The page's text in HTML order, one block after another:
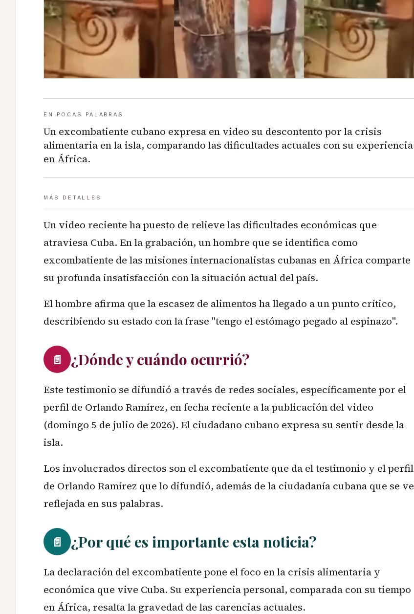
EN POCAS PALABRAS
Un excombatiente cubano expresa en video su descontento por la crisis
alimentaria en la isla, comparando las dificultades actuales con su experiencia
en África.
MÁS DETALLES
Un video reciente ha puesto de relieve las dificultades económicas que
atraviesa Cuba. En la grabación, un hombre que se identifica como
excombatiente de las misiones internacionalistas cubanas en África comparte
su profunda insatisfacción con la situación actual del país.
El hombre afirma que la escasez de alimentos ha llegado a un punto crítico,
describiendo su estado con la frase "tengo el estómago pegado al espinazo".
📄 ¿Dónde y cuándo ocurrió?
Este testimonio se difundió a través de redes sociales, específicamente por el
perfil de Orlando Ramírez, en fecha reciente a la publicación del video
(domingo 5 de julio de 2026). El ciudadano cubano expresa su sentir desde la
isla.
Los involucrados directos son el excombatiente que da el testimonio y el perfil
de Orlando Ramírez que lo difundió, además de la ciudadanía cubana que se ve
reflejada en sus palabras.
📄 ¿Por qué es importante esta noticia?
La declaración del excombatiente pone el foco en la crisis alimentaria y
económica que vive Cuba. Su experiencia personal, comparada con su tiempo
en África, resalta la gravedad de las carencias actuales.